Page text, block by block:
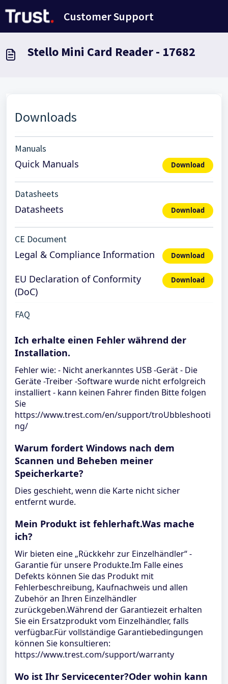
Customer Support
Stello Mini Card Reader - 17682
Downloads
Manuals
Quick Manuals Download
Datasheets
Datasheets Download
CE Document
Legal & Compliance Information Download
EU Declaration of Conformity
(DoC)
Download
FAQ
Ich erhalte einen Fehler während der
Installation.
Fehler wie: - Nicht anerkanntes USB -Gerät - Die
Geräte -Treiber -Software wurde nicht erfolgreich
installiert - kann keinen Fahrer finden Bitte folgen
Sie
https://www.trest.com/en/support/troUbbleshooti
ng/
Warum fordert Windows nach dem
Scannen und Beheben meiner
Speicherkarte?
Dies geschieht, wenn die Karte nicht sicher
entfernt wurde.
Mein Produkt ist fehlerhaft.Was mache
ich?
Wir bieten eine „Rückkehr zur Einzelhändler“ -
Garantie für unsere Produkte.Im Falle eines
Defekts können Sie das Produkt mit
Fehlerbeschreibung, Kaufnachweis und allen
Zubehör an Ihren Einzelhändler
zurückgeben.Während der Garantiezeit erhalten
Sie ein Ersatzprodukt vom Einzelhändler, falls
verfügbar.Für vollständige Garantiebedingungen
können Sie konsultieren:
https://www.trest.com/support/warranty
Wo ist Ihr Servicecenter?Oder wohin kann